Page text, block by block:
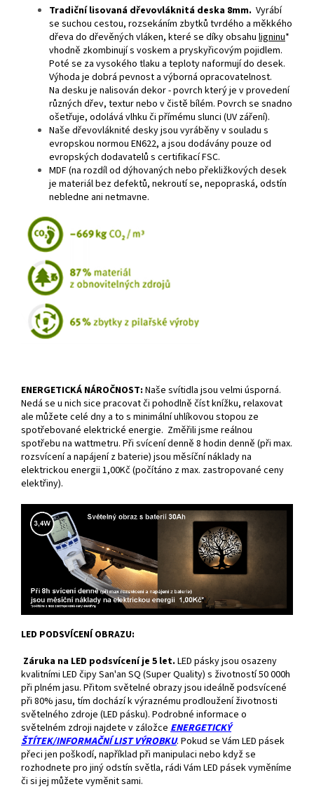
Tradiční lisovaná dřevovláknitá deska 8mm. Vyrábí
se suchou cestou, rozsekáním zbytků tvrdého a měkkého
dřeva do dřevěných vláken, které se díky obsahu ligninu*
vhodně zkombinují s voskem a pryskyřicovým pojidlem.
Poté se za vysokého tlaku a teploty naformují do desek.
Výhoda je dobrá pevnost a výborná opracovatelnost.
Na desku je nalisován dekor - povrch který je v provedení
různých dřev, textur nebo v čistě bílém. Povrch se snadno
ošetřuje, odolává vlhku či přímému slunci (UV záření).
Naše dřevovláknité desky jsou vyráběny v souladu s
evropskou normou EN622, a jsou dodávány pouze od
evropských dodavatelů s certifikací FSC.
MDF (na rozdíl od dýhovaných nebo překližkových desek
je materiál bez defektů, nekroutí se, nepopraská, odstín
nebledne ani netmavne.
ENERGETICKÁ NÁROČNOST: Naše svítidla jsou velmi úsporná.
Nedá se u nich sice pracovat či pohodlně číst knížku, relaxovat
ale můžete celé dny a to s minimální uhlíkovou stopou ze
spotřebované elektrické energie. Změřili jsme reálnou
spotřebu na wattmetru. Při svícení denně 8 hodin denně (při max.
rozsvícení a napájení z baterie) jsou měsíční náklady na
elektrickou energii 1,00Kč (počítáno z max. zastropované ceny
elektřiny).
LED PODSVÍCENÍ OBRAZU:
Záruka na LED podsvícení je 5 let. LED pásky jsou osazeny
kvalitními LED čipy San'an SQ (Super Quality) s životností 50 000h
při plném jasu. Přitom světelné obrazy jsou ideálně podsvícené
při 80% jasu, tím dochází k výraznému prodloužení životnosti
světelného zdroje (LED pásku). Podrobné informace o
světelném zdroji najdete v záložce ENERGETICKÝ
ŠTÍTEK/INFORMAČNÍ LIST VÝROBKU. Pokud se Vám LED pásek
přeci jen poškodí, například při manipulaci nebo když se
rozhodnete pro jiný odstín světla, rádi Vám LED pásek vyměníme
či si jej můžete vyměnit sami.